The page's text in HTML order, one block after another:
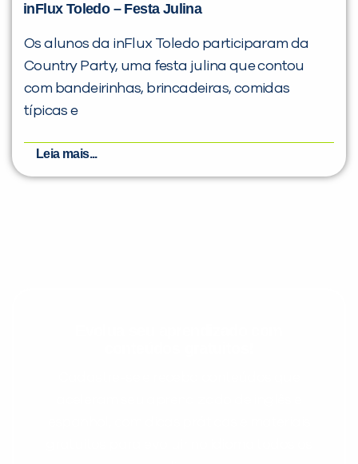
inFlux Toledo – Festa Julina
Os alunos da inFlux Toledo participaram da
Country Party, uma festa julina que contou
com bandeirinhas, brincadeiras, comidas
típicas e
Leia mais...